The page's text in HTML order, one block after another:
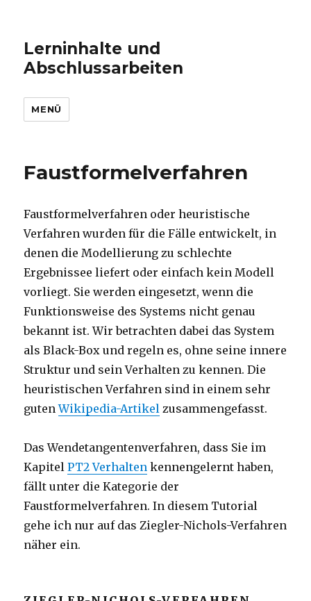
Lerninhalte und
Abschlussarbeiten
MENÜ
Faustformelverfahren
Faustformelverfahren oder heuristische
Verfahren wurden für die Fälle entwickelt, in
denen die Modellierung zu schlechte
Ergebnissee liefert oder einfach kein Modell
vorliegt. Sie werden eingesetzt, wenn die
Funktionsweise des Systems nicht genau
bekannt ist. Wir betrachten dabei das System
als Black-Box und regeln es, ohne seine innere
Struktur und sein Verhalten zu kennen. Die
heuristischen Verfahren sind in einem sehr
gutenWikipedia-Artikel zusammengefasst.
Das Wendetangentenverfahren, dass Sie im
KapitelPT2 Verhalten kennengelernt haben,
fällt unter die Kategorie der
Faustformelverfahren. In diesem Tutorial
gehe ich nur auf das Ziegler-Nichols-Verfahren
näher ein.